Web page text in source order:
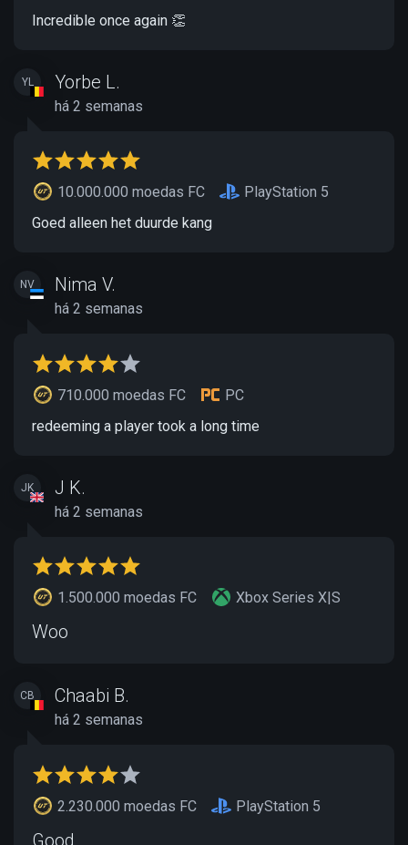
Incredible once again 👏
YL Yorbe L.
há 2 semanas
10.000.000 moedas FC
PlayStation 5
Goed alleen het duurde kang
NV Nima V.
há 2 semanas
710.000 moedas FC
PC
redeeming a player took a long time
JK J K.
há 2 semanas
1.500.000 moedas FC Xbox Series X|S
Woo
CB Chaabi B.
há 2 semanas
2.230.000 moedas FC PlayStation 5
Good